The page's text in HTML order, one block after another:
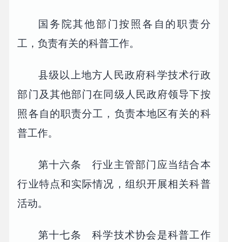
国务院其他部门按照各自的职责分
工，负责有关的科普工作。
县级以上地方人民政府科学技术行政
部门及其他部门在同级人民政府领导下按
照各自的职责分工，负责本地区有关的科
普工作。
第十六条 行业主管部门应当结合本
行业特点和实际情况，组织开展相关科普
活动。
第十七条 科学技术协会是科普工作